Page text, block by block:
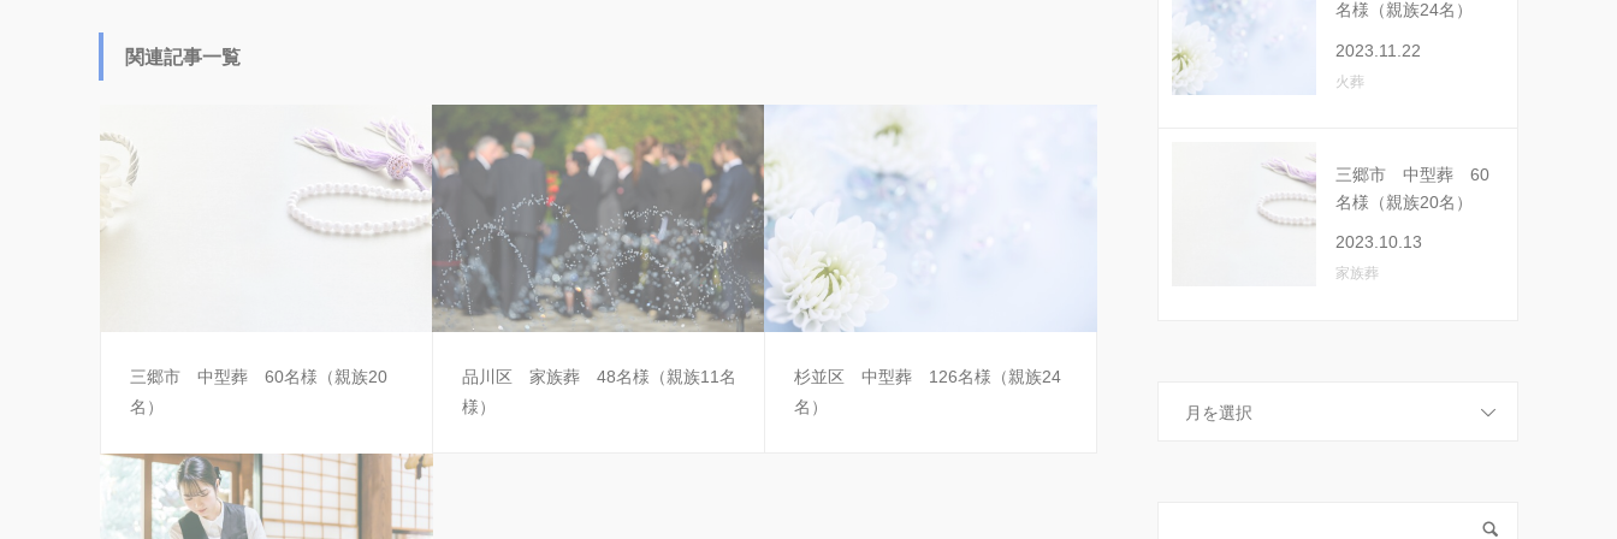
関連記事一覧
三郷市 中型葬 60名様（親族20
名）
品川区 家族葬 48名様（親族11名
様）
杉並区 中型葬 126名様（親族24
名）
名様（親族24名）
2023.11.22
火葬
三郷市 中型葬 60
名様（親族20名）
2023.10.13
家族葬
月を選択